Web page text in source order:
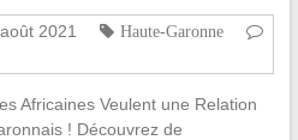
2021
Haute-Garonne
Africaines Veulent une Relation
! Découvrez de